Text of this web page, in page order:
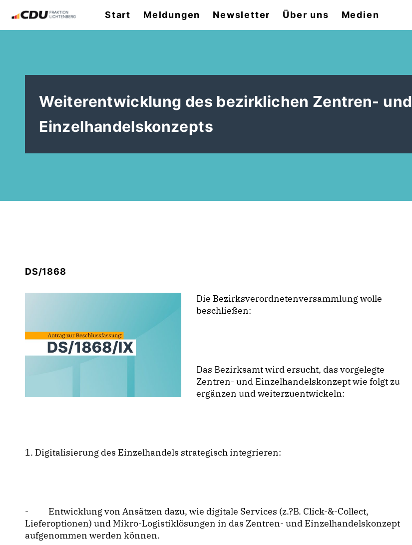
Start Meldungen Newsletter Über uns Medien
Weiterentwicklung des bezirklichen Zentren- und
Einzelhandelskonzepts
DS/1868
Die Bezirksverordnetenversammlung wolle
beschließen:
Das Bezirksamt wird ersucht, das vorgelegte
Zentren- und Einzelhandelskonzept wie folgt zu
ergänzen und weiterzuentwickeln:
1. Digitalisierung des Einzelhandels strategisch integrieren:
- Entwicklung von Ansätzen dazu, wie digitale Services (z.?B. Click-&-Collect,
Lieferoptionen) und Mikro-Logistiklösungen in das Zentren- und Einzelhandelskonzept
aufgenommen werden können.